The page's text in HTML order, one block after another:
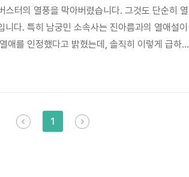
터의 열풍을 막아버렸습니다. 그것도 단순히 열
다. 특히 남궁민 소속사는 진아름과의 열애설이
를 인정했다고 밝혔는데, 솔직히 이렇게 급하게
트처럼 열애 현장이 들통난 사진도 없는 데 말입
에 묻히고 말았습니다. 하지만 그렇다고 남궁민
1